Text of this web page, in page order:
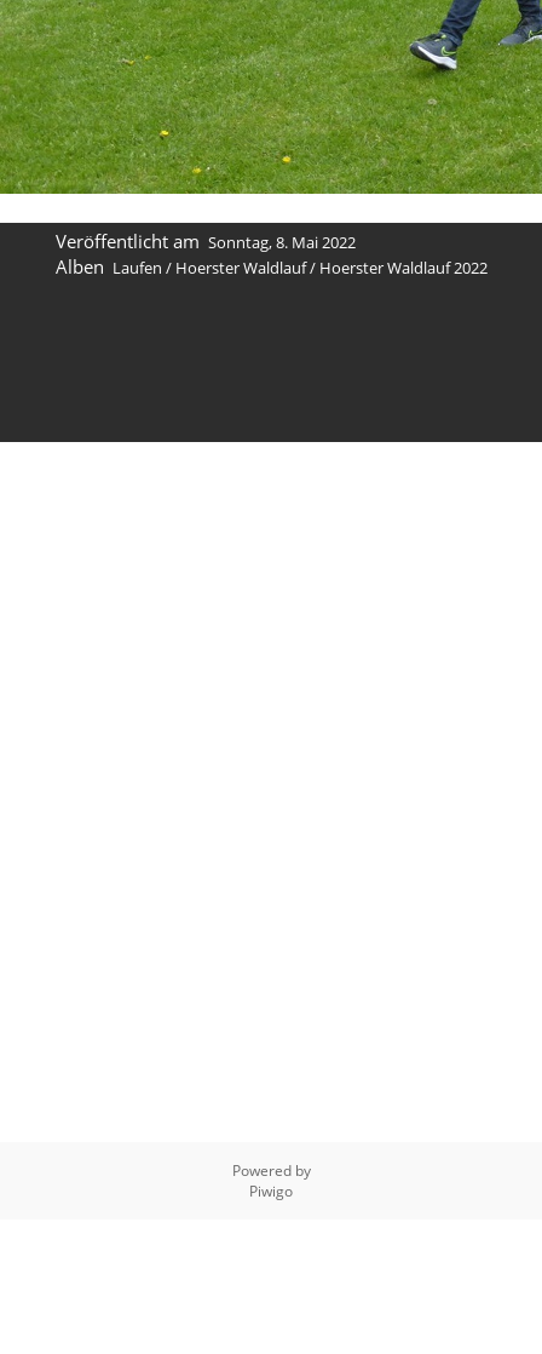
Veröffentlicht am Sonntag, 8. Mai 2022
Alben Laufen / Hoerster Waldlauf/ Hoerster Waldlauf 2022
Powered by
Piwigo